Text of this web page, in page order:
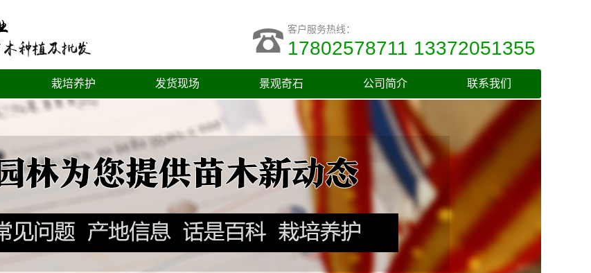
客户服务热线：
17802578711 13372051355
栽培养护 发货现场 景观奇石 公司简介 联系我们